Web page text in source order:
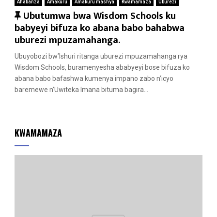
Ahabanza Amakuru Amakuru mashya Kwamamaza Uburezi
F
e
a
t
u
r
e
Ubutumwa bwa Wisdom Schools ku
babyeyi bifuza ko abana babo bahabwa
uburezi mpuzamahanga.
Ubuyobozi bw’Ishuri ritanga uburezi mpuzamahanga rya
Wisdom Schools, buramenyesha ababyeyi bose bifuza ko
abana babo bafashwa kumenya impano zabo n’icyo
baremewe n’Uwiteka Imana bituma bagira...
KWAMAMAZA